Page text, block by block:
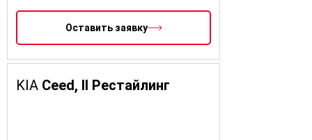
Оставить заявку
KIA Ceed, II Рестайлинг